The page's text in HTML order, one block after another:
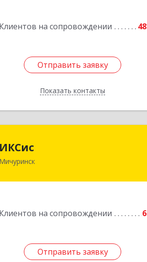
Клиентов на сопровождении 48
Отправить заявку
Показать контакты
Подробнее
Отправить заявку
Назад
ИКСис
Мичуринск
Клиентов на сопровождении 6
Отправить заявку
393761, Тамбовская обл, Мичуринск г,
Отправить заявку